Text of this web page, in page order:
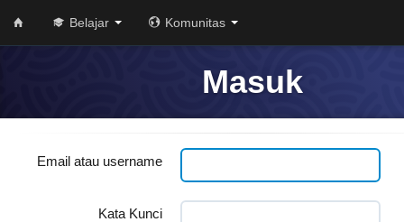
Belajar Komunitas
Masuk
Email atau username
Kata Kunci